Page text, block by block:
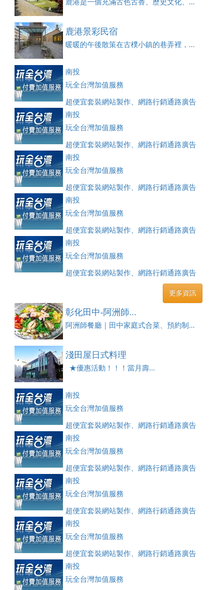
鹿港是一個充滿古色古香、歷史文化、...
鹿港景彩民宿
暖暖的午後散策在古樸小鎮的巷弄裡，...
南投
玩全台灣加值服務
超便宜套裝網站製作、網路行銷通路廣告
刊登、訂房系統、客房委託旅行社銷售，全面優惠中....
南投
玩全台灣加值服務
超便宜套裝網站製作、網路行銷通路廣告
刊登、訂房系統、客房委託旅行社銷售，全面優惠中....
南投
玩全台灣加值服務
超便宜套裝網站製作、網路行銷通路廣告
刊登、訂房系統、客房委託旅行社銷售，全面優惠中....
南投
玩全台灣加值服務
超便宜套裝網站製作、網路行銷通路廣告
刊登、訂房系統、客房委託旅行社銷售，全面優惠中....
南投
玩全台灣加值服務
超便宜套裝網站製作、網路行銷通路廣告
刊登、訂房系統、客房委託旅行社銷售，全面優惠中....
更多資訊
彰化田中-阿洲師...
阿洲師餐廳｜田中家庭式合菜、預約制...
淺田屋日式料理
★優惠活動！！！當月壽...
南投
玩全台灣加值服務
超便宜套裝網站製作、網路行銷通路廣告
刊登、訂房系統、客房委託旅行社銷售，全面優惠中....
南投
玩全台灣加值服務
超便宜套裝網站製作、網路行銷通路廣告
刊登、訂房系統、客房委託旅行社銷售，全面優惠中....
南投
玩全台灣加值服務
超便宜套裝網站製作、網路行銷通路廣告
刊登、訂房系統、客房委託旅行社銷售，全面優惠中....
南投
玩全台灣加值服務
超便宜套裝網站製作、網路行銷通路廣告
刊登、訂房系統、客房委託旅行社銷售，全面優惠中....
南投
玩全台灣加值服務